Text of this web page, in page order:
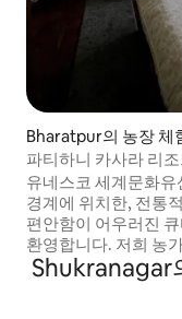
Bharatpur의 농장 체
파티하니 카사라 리
큐티스 팜
유네스코 세계문화
경계에 위치한, 전통
편안함이 어우러진
환영합니다. 저희 농
연결되어 있습니다.
인 편리함을 찾고 계
은 특별하고 기억에
Shukranagar